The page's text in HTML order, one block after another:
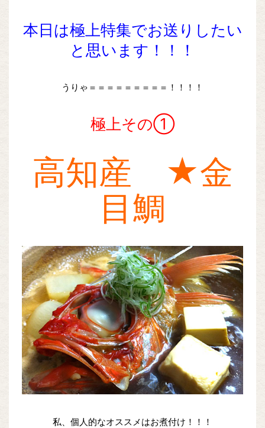
本日は極上特集でお送りしたい
と思います！！！
うりゃ＝＝＝＝＝＝＝＝＝！！！！
極上その①
高知産 ★金
目鯛
私、個人的なオススメはお煮付け！！！